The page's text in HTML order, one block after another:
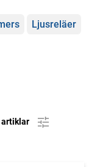
Ljusreläer